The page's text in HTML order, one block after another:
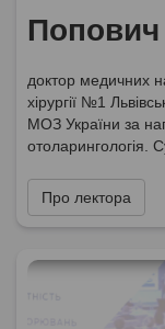
Попович
доктор медичних
хірургії №1
МОЗ України за
отоларингологія.
Про лектора